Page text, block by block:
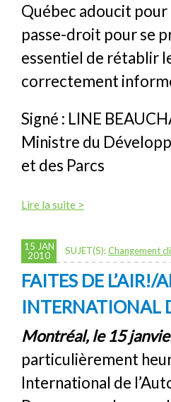
Québec adoucit pour
passe-droit pour se
essentiel de rétablir
correctement
Signé : LINE
Ministre du
et des Parcs
Lire la suite >
15 JAN
2010
SUJET(S):Changement
FAITES DE
INTERNATIONAL
Montréal, le 15
particulièrement
International de